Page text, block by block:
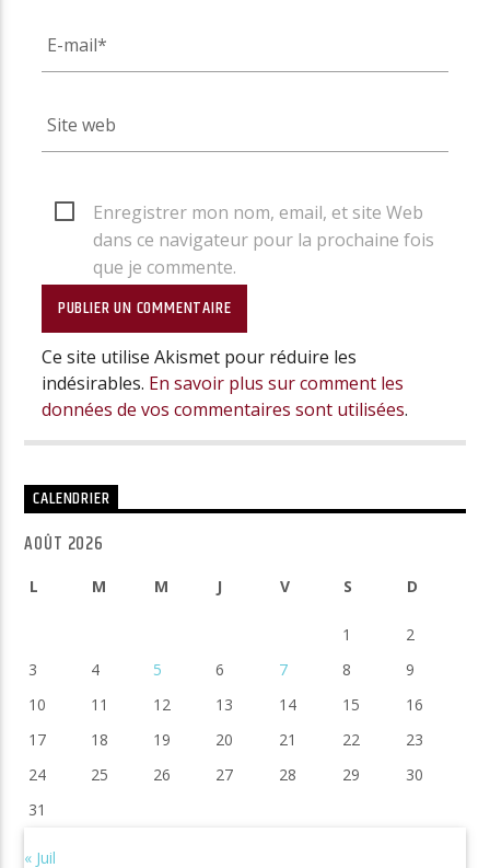
Enregistrer mon nom, email, et site Web
dans ce navigateur pour la prochaine fois
que je commente.
Ce site utilise Akismet pour réduire les
indésirables. En savoir plus sur comment les
données de vos commentaires sont utilisées.
CALENDRIER
AOÛT 2026
L M M J V S D
1
2
3
4 5 6 7 8
9
10
11 12 13 14 15
16
17
18 19 20 21 22
23
24
25 26 27 28 29
30
31
« Juil